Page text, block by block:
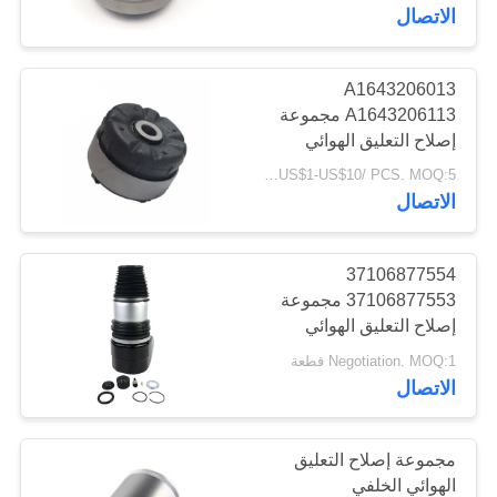
مراقبة
الجودة
اتصل
أخبار
حالات
BLOG
خريطة
الموقع
أجزاء تعليق أودي
الهواء
119
الهواء صدمة تعليق
امتصاص
1270
الاتصال
A1643206013
A1643206113 مجموعة
إصلاح التعليق الهوائي
US$1-US$10/ PCS. MOQ:5 قطع.
الاتصال
37106877554
37106877553 مجموعة
إصلاح التعليق الهوائي
Negotiation. MOQ:1 قطعة
الاتصال
مجموعة إصلاح التعليق
الهوائي الخلفي